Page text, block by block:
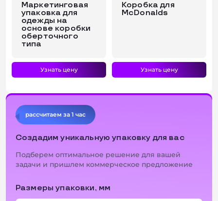
Маркетинговая
упаковка для
одежды на
основе коробки
оберточного
типа
Узнать цену
Коробка для
McDonalds
Узнать цену
1 2
рассчитаем за 1 час
Создадим уникальную упаковку для вас
Подберем оптимальное решение для вашей
задачи и пришлем коммерческое предложение
Размеры упаковки, мм